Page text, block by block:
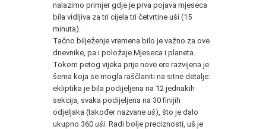
nalazimo primjer gdje je prva pojava mjeseca
bila vidljiva za tri cijela tri četvrtine uši (15
minuta).
Tačno bilježenje vremena bilo je važno za ove
dnevnike, pa i položaje Mjeseca i planeta.
Tokom petog vijeka prije nove ere razvijena je
šema koja se mogla raščlaniti na sitne detalje:
ekliptika je bila podijeljena na 12 jednakih
sekcija, svaka podijeljena na 30 finijih
odjeljaka (također nazvane uš), što je dalo
ukupno 360 uši . Radi bolje preciznosti, uš je